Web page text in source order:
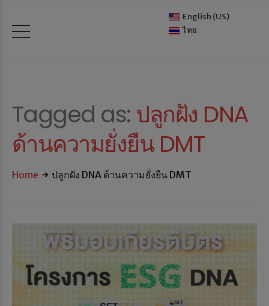
English (US)
ไทย
Tagged as: ปลูกฝัง DNA
ด้านความยั่งยืน DMT
Home ปลูกฝัง DNA ด้านความยั่งยืน DMT